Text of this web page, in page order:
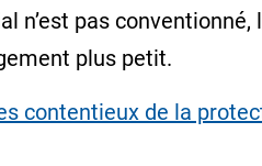
n’est pas
plus petit.
contentieux de la